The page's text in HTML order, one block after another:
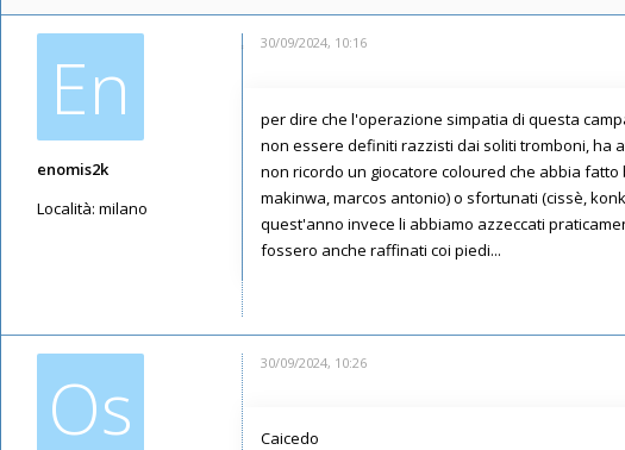
En
enomis2k
Località: milano
30/09/2024, 10:16
per dire che l'operazione simpatia di questa
non essere definiti razzisti dai soliti tromboni, ha
non ricordo un giocatore coloured che abbia
makinwa, marcos antonio) o sfortunati (cissè,
quest'anno invece li abbiamo azzeccati
fossero anche raffinati coi piedi...
Os 30/09/2024, 10:26
Caicedo